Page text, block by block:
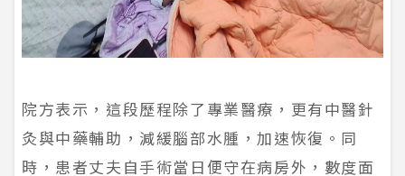
院方表示，這段歷程除了專業醫療，更有中醫針
灸與中藥輔助，減緩腦部水腫，加速恢復。同
時，患者丈夫自手術當日便守在病房外，數度面